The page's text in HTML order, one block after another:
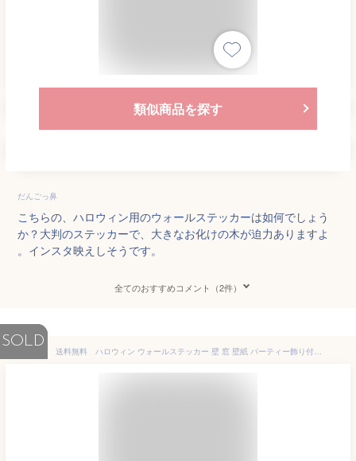
類似商品を探す
だんごっ鼻
こちらの、ハロウィン用のウォールステッカーは如何でしょう
か？大判のステッカーで、大きなお化けの木が迫力ありますよ
。インスタ映えしそうです。
全てのおすすめコメント（2件）
SOLD
送料無料 ハロウィン ウォールステッカー 壁 窓 壁紙 パーティー飾り付け/ 子供部屋/ ステッカー/ かわいい/ 壁紙ハロウィンパーティー/お店/ はがせる/ お城/ 月/ かぼちゃ/ ハロウィン/ 賃貸/ 動物/・/ハロウイン/ 紫/ 窓/ 蜘蛛/コウモリ/DIY